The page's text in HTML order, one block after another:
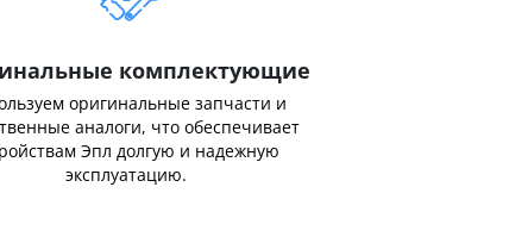
комплектующие
оригинальные запчасти и
аналоги, что обеспечивает
Эпл долгую и надежную
эксплуатацию.